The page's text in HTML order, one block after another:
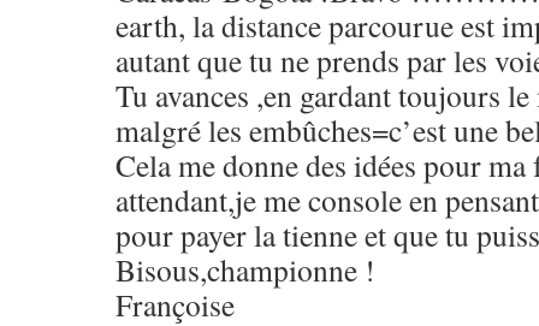
earth, la distance parcourue est
autant que tu ne prends par les
Tu avances ,en gardant toujours
malgré les embûches=c’est une
Cela me donne des idées pour
attendant,je me console en
pour payer la tienne et que tu
Bisous,championne !
Françoise